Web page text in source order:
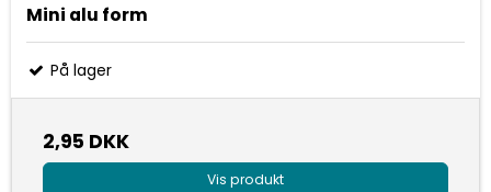
Mini alu form
På lager
2,95 DKK
Vis produkt